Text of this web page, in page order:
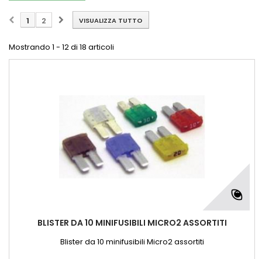
VISUALIZZA TUTTO
1 2
Mostrando 1 - 12 di 18 articoli
BLISTER DA 10 MINIFUSIBILI MICRO2 ASSORTITI
Blister da 10 minifusibili Micro2 assortiti